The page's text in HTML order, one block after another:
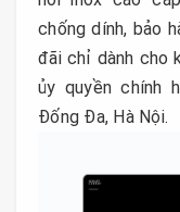
chống dính, bảo
đãi chỉ dành cho
ủy quyền chính
Đống Đa, Hà Nội.